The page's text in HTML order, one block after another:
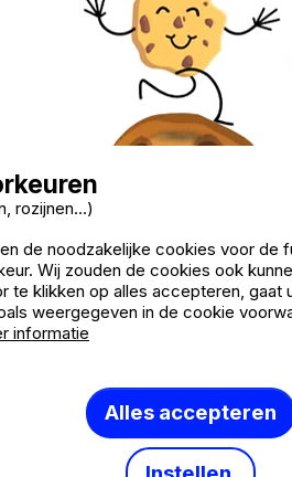
de opmerkingen in Nederlands
Wie
rozijnen...)
de noodzakelijke cookies voor de
Wij zouden de cookies ook
te klikken op alles accepteren, gaat
weergegeven in de cookie
informatie
Alles accepteren